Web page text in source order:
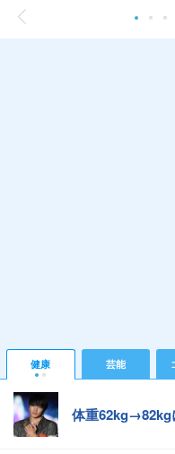
健康 芸能
体重62kg→82kg